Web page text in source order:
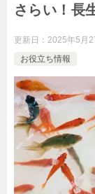
さらい！長
更新日： 2025年5月
お役立ち情報